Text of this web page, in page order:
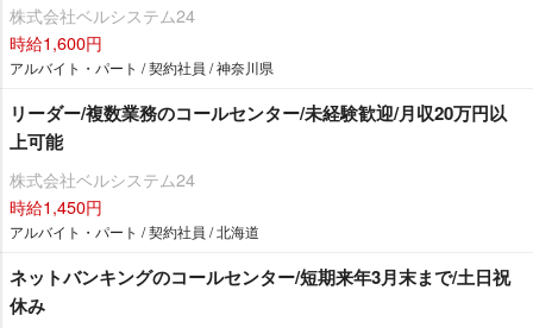
株式会社ベルシステム24
時給1,600円
アルバイト・パート / 契約社員 / 神奈川県
リーダー/複数業務のコールセンター/未経験歓迎/月収20万円以
上可能
株式会社ベルシステム24
時給1,450円
アルバイト・パート / 契約社員 / 北海道
ネットバンキングのコールセンター/短期来年3月末まで/土日祝
休み